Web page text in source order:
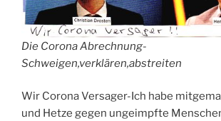
Die Corona Abrechnung-
Schweigen,verklären,abstreiten
Wir Corona Versager-Ich habe
und Hetze gegen ungeimpfte